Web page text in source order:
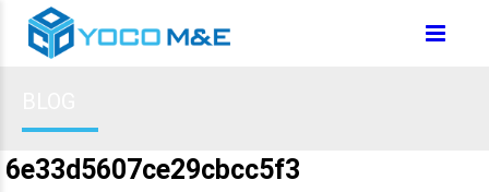
6e33d5607ce29cbcc5f3